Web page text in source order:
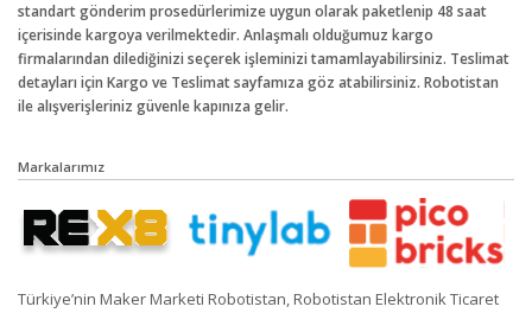
standart gönderim prosedürlerimize uygun olarak paketlenip 48 saat
içerisinde kargoya verilmektedir. Anlaşmalı olduğumuz kargo
firmalarından dilediğinizi seçerek işleminizi tamamlayabilirsiniz. Teslimat
detayları için Kargo ve Teslimat sayfamıza göz atabilirsiniz. Robotistan
ile alışverişleriniz güvenle kapınıza gelir.
Markalarımız
Türkiye’nin Maker Marketi Robotistan, Robotistan Elektronik Ticaret